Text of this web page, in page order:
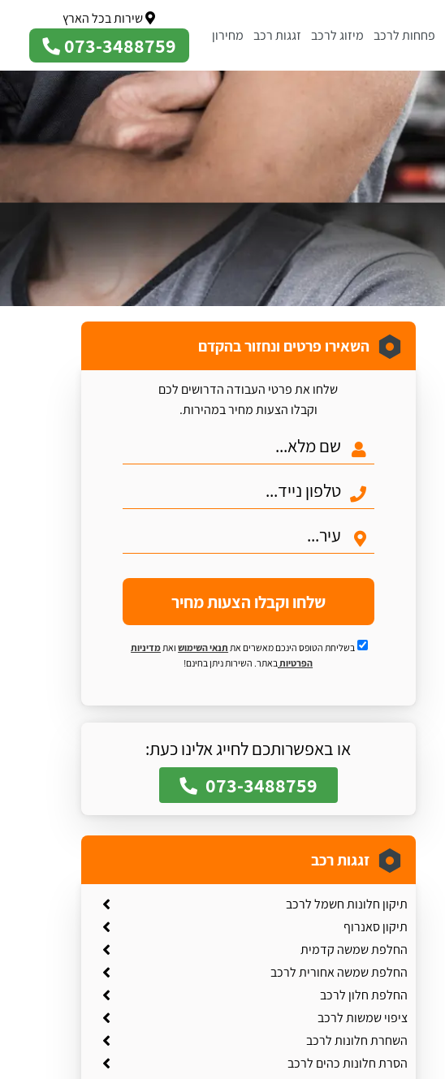
פחחות לרכב מיזוג לרכב זגגות רכב מחירון
שירות בכל הארץ
073-3488759
השאירו פרטים ונחזור בהקדם
שלחו את פרטי העבודה הדרושים לכם
וקבלו הצעות מחיר במהירות.
שלחו וקבלו הצעות מחיר
בשליחת הטופס הינכם מאשרים את תנאי השימושואתמדיניות
הפרטיותבאתר. השירות ניתן בחינם!
או באפשרותכם לחייג אלינו כעת:
073-3488759
זגגות רכב
תיקון חלונות חשמל לרכב
תיקון סאנרוף
החלפת שמשה קדמית
החלפת שמשה אחורית לרכב
החלפת חלון לרכב
ציפוי שמשות לרכב
השחרת חלונות לרכב
הסרת חלונות כהים לרכב